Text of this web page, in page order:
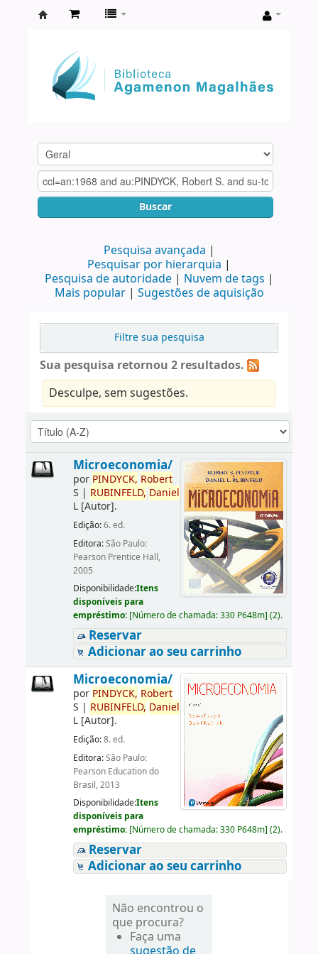
Agamenon
Magalhães
Buscar
Pesquisa avançada
Pesquisar por hierarquia
Pesquisa de autoridade
Nuvem de tags
Mais popular
Sugestões de aquisição
Filtre sua pesquisa
Sua pesquisa retornou 2 resultados.
Desculpe, sem sugestões.
Microeconomia/
por PINDYCK, Robert
S | RUBINFELD, Daniel
L[Autor].
Edição:6. ed.
Editora:São Paulo:
Pearson Prentice Hall,
2005
Disponibilidade:Itens
disponíveis para
empréstimo: [Número de chamada:330 P648m] (2).
Reservar
Adicionar ao seu carrinho
Microeconomia/
por PINDYCK, Robert
S | RUBINFELD, Daniel
L[Autor].
Edição:8. ed.
Editora:São Paulo:
Pearson Education do
Brasil, 2013
Disponibilidade:Itens
disponíveis para
empréstimo: [Número de chamada:330 P648m] (2).
Reservar
Adicionar ao seu carrinho
Não encontrou o
que procura?
Faça uma